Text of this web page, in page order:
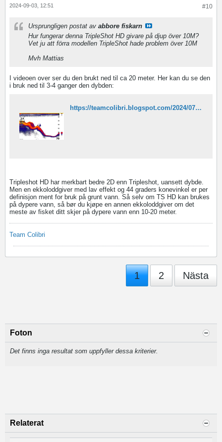
#10
2024-09-03, 12:51
Ursprungligen postat av abbore fiskarn
Hur fungerar denna TripleShot HD​ givare på djup över 10M?
Vet ju att förra modellen TripleShot hade problem över 10M
Mvh Mattias
I videoen over ser du den brukt ned til ca 20 meter. Her kan du se den
i bruk ned til 3-4 ganger den dybden:
https://teamcolibri.blogspot.com/2024/07/med-lowrance-eagle-pa-makrellfiske.html?m=1
Tripleshot HD har merkbart bedre 2D enn Tripleshot, uansett dybde.
Men en ekkoloddgiver med lav effekt og 44 graders konevinkel er per
definisjon ment for bruk på grunt vann. Så selv om TS HD kan brukes
på dypere vann, så bør du kjøpe en annen ekkoloddgiver om det
meste av fisket ditt skjer på dypere vann enn 10-20 meter.
Team Colibri
1 2 Nästa
Foton
Det finns inga resultat som uppfyller dessa kriterier.
Relaterat